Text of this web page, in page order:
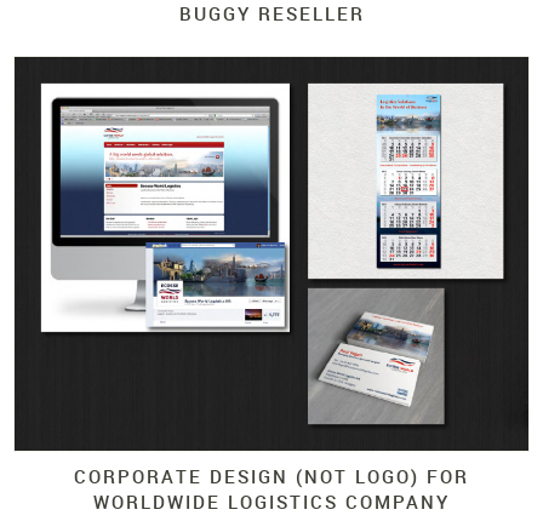
BUGGY RESELLER
CORPORATE DESIGN (NOT LOGO) FOR
WORLDWIDE LOGISTICS COMPANY